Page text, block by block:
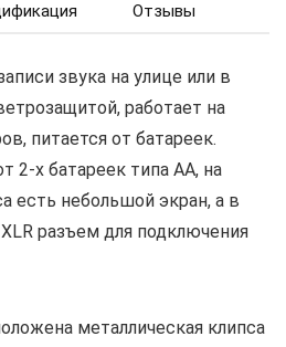
Отзывы
звука на улице или в
работает на
питается от батареек.
2-х батареек типа AA, на
есть небольшой экран, а в
разъем для подключения
металлическая клипса